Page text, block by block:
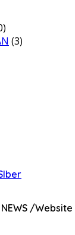
(3)
/